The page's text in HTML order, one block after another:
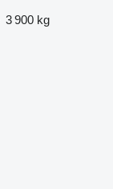
3 900 kg